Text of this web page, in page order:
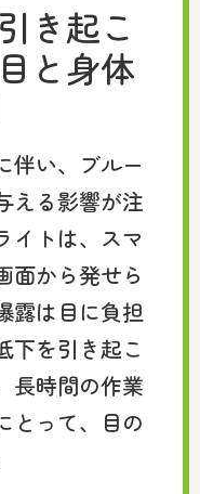
き起こ
と身体
伴い、ブルー
える影響が注
イトは、スマ
面から発せら
露は目に負担
下を引き起こ
長時間の作業
とって、目の